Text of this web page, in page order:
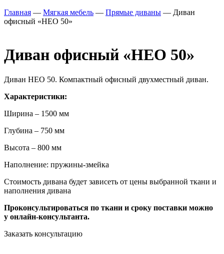
Главная — Мягкая мебель — Прямые диваны — Диван
офисный «НЕО 50»
Диван офисный «НЕО 50»
Диван НЕО 50. Компактный офисный двухместный диван.
Характеристики:
Ширина – 1500 мм
Глубина – 750 мм
Высота – 800 мм
Наполнение: пружины-змейка
Стоимость дивана будет зависеть от цены выбранной ткани и
наполнения дивана
Проконсультироваться по ткани и сроку поставки можно
у онлайн-консультанта.
Заказать консультацию